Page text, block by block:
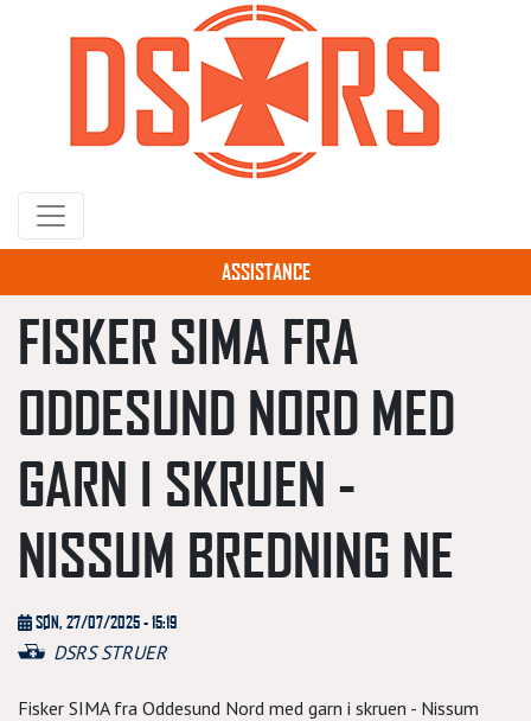
hovedindhold
ASSISTANCE
FISKER SIMA FRA
ODDESUND NORD MED
GARN I SKRUEN -
NISSUM BREDNING NE
SØN, 27/07/2025 - 15:19
DSRS STRUER
Fisker SIMA fra Oddesund Nord med garn i skruen - Nissum